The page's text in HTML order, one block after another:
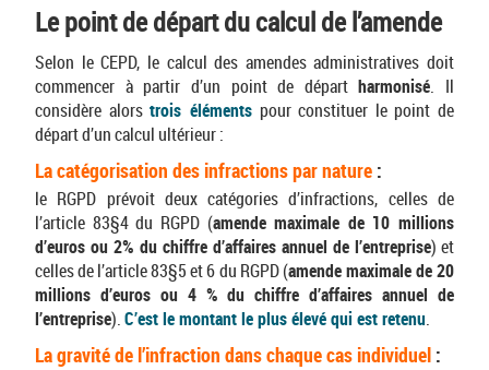
Le point de départ du calcul de l’amende
Selon le CEPD, le calcul des amendes administratives doit
commencer à partir d’un point de départharmonisé. Il
considère alorstrois élémentspour constituer le point de
départ d’un calcul ultérieur :
La catégorisation des infractions par nature :
le RGPD prévoit deux catégories d’infractions, celles de
l’article 83§4 du RGPD (amende maximale de 10 millions
d’euros ou 2% du chiffre d’affaires annuel de l’entreprise) et
celles de l’article 83§5 et 6 du RGPD (amende maximale de 20
millions d’euros ou 4 % du chiffre d’affaires annuel de
l’entreprise).C’est le montant le plus élevé qui est retenu.
La gravité de l’infraction dans chaque cas individuel :